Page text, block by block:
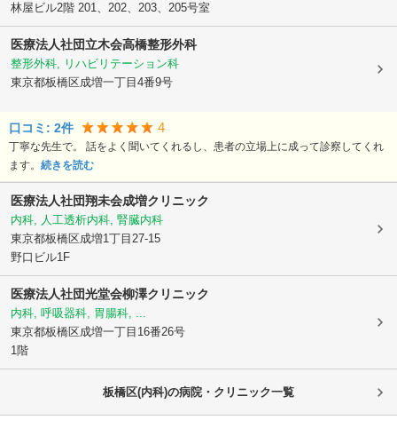
林屋ビル2階 201、202、203、205号室
医療法人社団立木会高橋整形外科
整形外科, リハビリテーション科
東京都板橋区成増一丁目4番9号
口コミ: 2件 4
丁寧な先生で。 話をよく聞いてくれるし、患者の立場上に成って診察してくれ
ます。 続きを読む
医療法人社団翔未会成増クリニック
内科, 人工透析内科, 腎臓内科
東京都板橋区成増1丁目27-15
野口ビル1F
医療法人社団光堂会柳澤クリニック
内科, 呼吸器科, 胃腸科, ...
東京都板橋区成増一丁目16番26号
1階
板橋区(内科)の病院・クリニック一覧